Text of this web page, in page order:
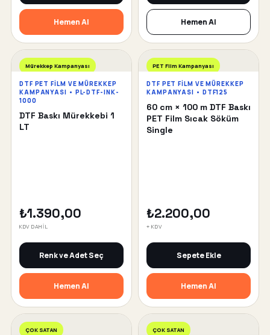
Hemen Al Hemen Al
Mürekkep Kampanyası
DTF PET FILM VE MÜREKKEP
KAMPANYASI • PL-DTF-INK-
1000
DTF Baskı Mürekkebi 1
LT
₺1.390,00
KDV DAHİL
Renk ve Adet Seç
Hemen Al
PET Film Kampanyası
DTF PET FILM VE MÜREKKEP
KAMPANYASI • DTF125
60 cm × 100 m DTF Baskı
PET Film Sıcak Söküm
Single
₺2.200,00
+ KDV
Sepete Ekle
Hemen Al
ÇOK SATAN ÇOK SATAN